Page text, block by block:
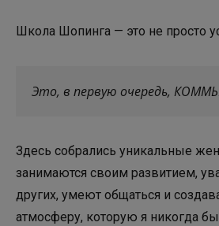
Школа Шопинга — это не просто
Это, в первую очередь,
Здесь собрались уникальные
занимаются своим развитием,
других, умеют общаться и
атмосферу, которую я никогда